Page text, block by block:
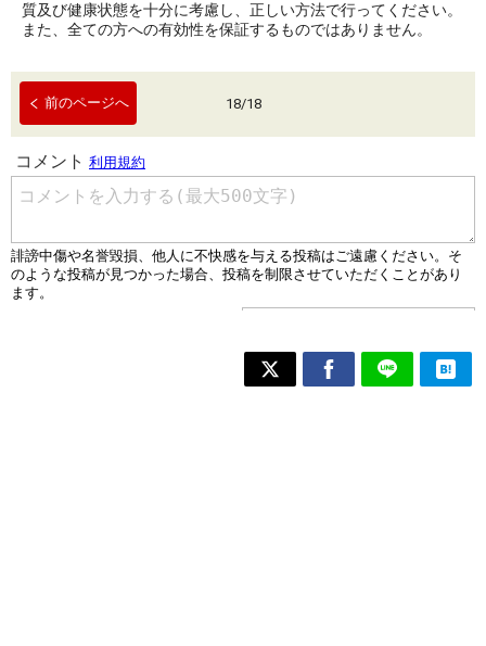
質及び健康状態を十分に考慮し、正しい方法で行ってください。
また、全ての方への有効性を保証するものではありません。
前のページへ 18/18